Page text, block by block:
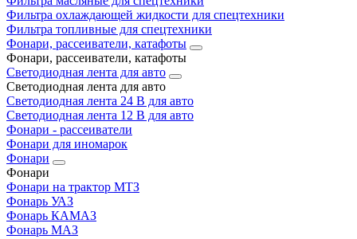
Фильтра охлаждающей жидкости для спецтехники
Фильтра топливные для спецтехники
Фонари, рассеиватели, катафоты
Фонари, рассеиватели, катафоты
Светодиодная лента для авто
Светодиодная лента для авто
Светодиодная лента 24 В для авто
Светодиодная лента 12 В для авто
Фонари - рассеиватели
Фонари для иномарок
Фонари
Фонари
Фонари на трактор МТЗ
Фонарь УАЗ
Фонарь КАМАЗ
Фонарь МАЗ